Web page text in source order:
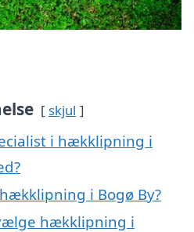
skjul
i hækklipning i
i Bogø By?
hækklipning i